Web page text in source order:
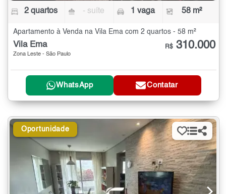
2 quartos - suíte 1 vaga 58 m²
Apartamento à Venda na Vila Ema com 2 quartos - 58 m²
Vila Ema
Zona Leste - São Paulo
R$ 310.000
WhatsApp Contatar
Oportunidade